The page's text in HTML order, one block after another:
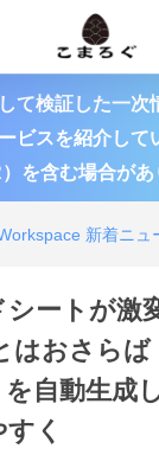
て検証した一次
ビスを紹介して
）を含む場合があ
新着ニュ
シートが激
はおさら
を自動生成
く